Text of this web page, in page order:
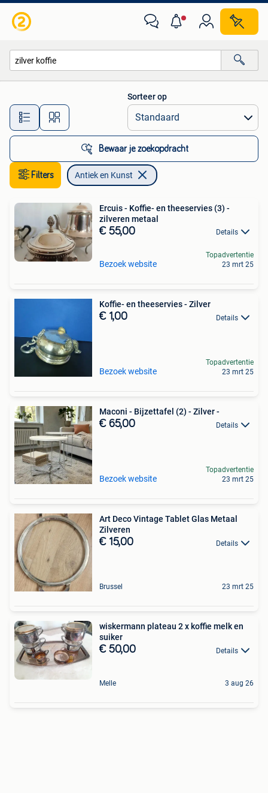
Alle afstanden…
Sorteer op
Bewaar je zoekopdracht
Filters Antiek en Kunst
Ercuis - Koffie- en theeservies (3) -
zilveren metaal
€ 55,00 Details
Bezoek website
Topadvertentie
23 mrt 25
Koffie- en theeservies - Zilver
€ 1,00 Details
Bezoek website
Topadvertentie
23 mrt 25
Maconi - Bijzettafel (2) - Zilver -
€ 65,00 Details
Bezoek website
Topadvertentie
23 mrt 25
Art Deco Vintage Tablet Glas Metaal
Zilveren
€ 15,00 Details
Brussel 23 mrt 25
wiskermann plateau 2 x koffie melk en
suiker
€ 50,00 Details
Melle 3 aug 26